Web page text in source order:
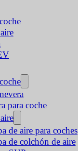
para coche
de aire para coches
de colchón de aire